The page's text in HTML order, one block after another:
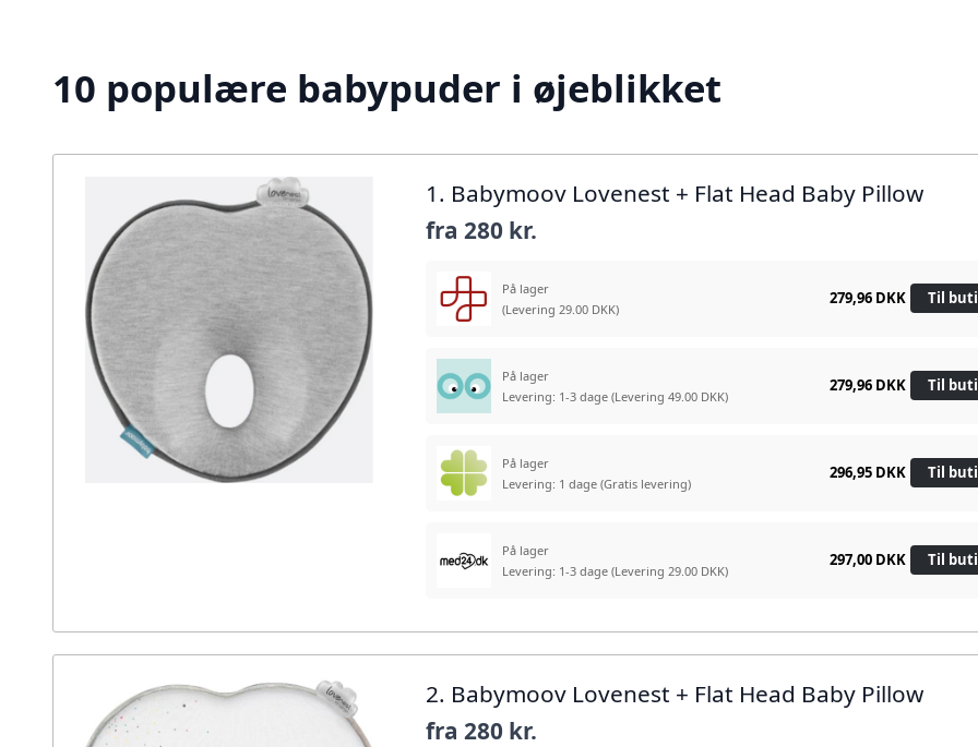
10 populære babypuder i øjeblikket
1. Babymoov Lovenest + Flat Head Baby Pillow
fra280 kr.
På lager
(Levering 29.00 DKK)
279,96 DKK Til
På lager
Levering: 1-3 dage(Levering 49.00 DKK)
279,96 DKK Til
På lager
Levering: 1 dage(Gratis levering)
296,95 DKK Til
På lager
Levering: 1-3 dage(Levering 29.00 DKK)
297,00 DKK Til
2. Babymoov Lovenest + Flat Head Baby Pillow
fra280 kr.